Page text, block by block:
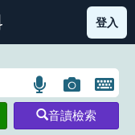
部首索引表圖示
登入
語
言
搜
圖
片
搜
開
鍵
音讀檢索